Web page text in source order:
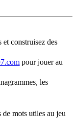
et construisez des
pour jouer au
les
de mots utiles au jeu